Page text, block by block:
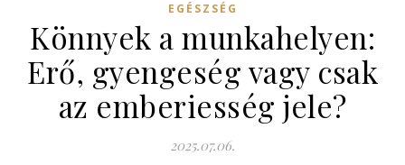
EGÉSZSÉG
Könnyek a munkahelyen:
Erő, gyengeség vagy csak
az emberiesség jele?
2025.07.06.